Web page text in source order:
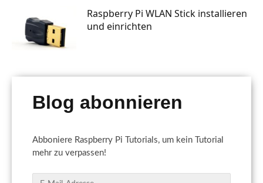
Raspberry Pi WLAN Stick installieren
und einrichten
Blog abonnieren
Abboniere Raspberry Pi Tutorials, um kein Tutorial
mehr zu verpassen!